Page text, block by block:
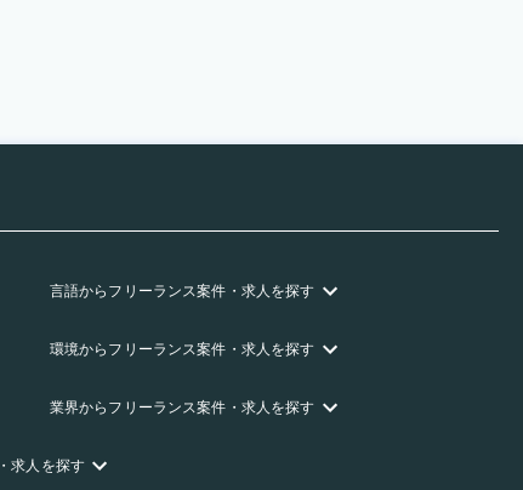
言語からフリーランス案件・求人を探す
環境からフリーランス案件・求人を探す
業界からフリーランス案件・求人を探す
求人を探す